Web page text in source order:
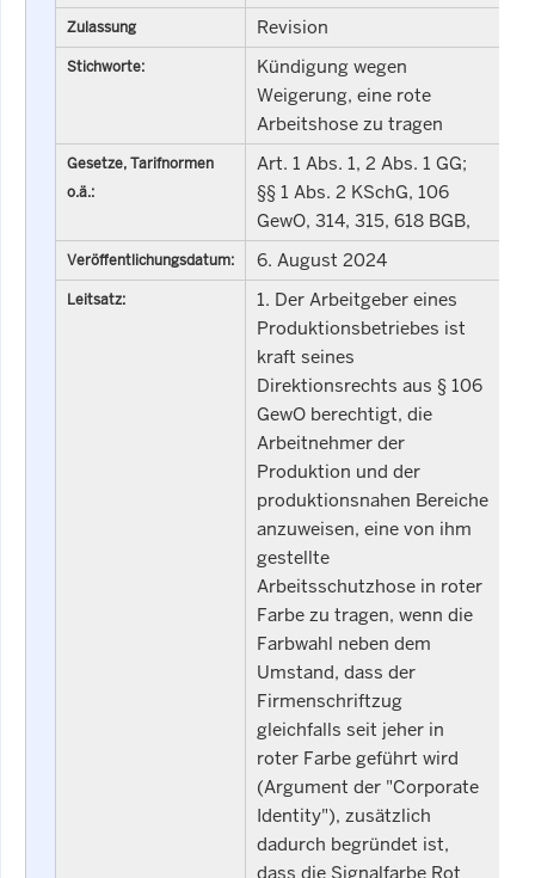
Zulassung Revision
Stichworte:
Kündigung wegen
Weigerung, eine rote
Arbeitshose zu tragen
Gesetze, Tarifnormen
o.ä.:
Art. 1 Abs. 1, 2 Abs. 1 GG;
§§ 1 Abs. 2 KSchG, 106
GewO, 314, 315, 618 BGB,
Veröffentlichungsdatum: 6. August 2024
Leitsatz:
1. Der Arbeitgeber eines
Produktionsbetriebes ist
kraft seines
Direktionsrechts aus § 106
GewO berechtigt, die
Arbeitnehmer der
Produktion und der
produktionsnahen Bereiche
anzuweisen, eine von ihm
gestellte
Arbeitsschutzhose in roter
Farbe zu tragen, wenn die
Farbwahl neben dem
Umstand, dass der
Firmenschriftzug
gleichfalls seit jeher in
roter Farbe geführt wird
(Argument der "Corporate
Identity"), zusätzlich
dadurch begründet ist,
dass die Signalfarbe Rot